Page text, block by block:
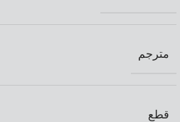
مترجم
قطع